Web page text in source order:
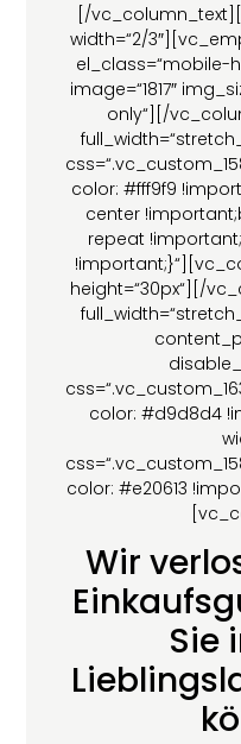
[/
width=“2/
el_class=“mobile-
image=“1817″
only“][/
color: #fff9f9
center
repeat
height=“30px“][/
color: #d9d8d4
color: #e20613
Wir
Sie